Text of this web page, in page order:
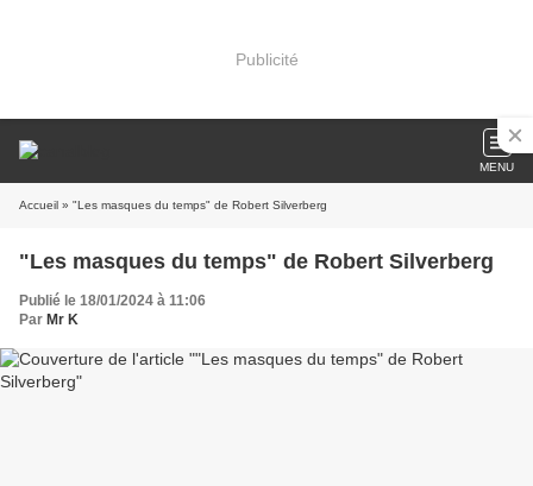
Publicité
MENU
Accueil » "Les masques du temps" de Robert Silverberg
"Les masques du temps" de Robert Silverberg
Publié le 18/01/2024 à 11:06
Par Mr K